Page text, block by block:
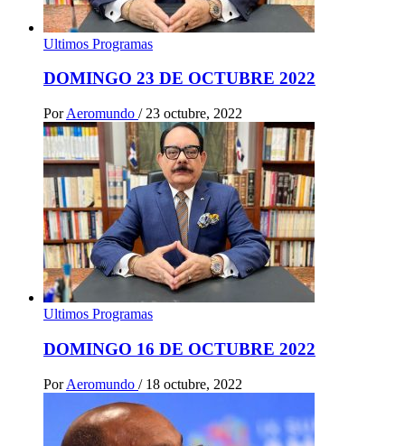
Ultimos Programas
DOMINGO 23 DE OCTUBRE 2022
Por Aeromundo / 23 octubre, 2022
Ultimos Programas
DOMINGO 16 DE OCTUBRE 2022
Por Aeromundo / 18 octubre, 2022